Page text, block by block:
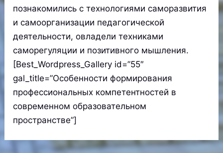
познакомились с технологиями саморазвития
и самоорганизации педагогической
деятельности, овладели техниками
саморегуляции и позитивного мышления.
[Best_Wordpress_Gallery id=”55″
gal_title=”Особенности формирования
профессиональных компетентностей в
современном образовательном
пространстве”]